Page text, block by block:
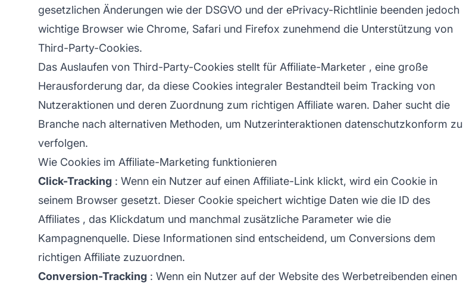
gesetzlichen Änderungen wie der DSGVO und der ePrivacy-Richtlinie beenden jedoch
wichtige Browser wie Chrome, Safari und Firefox zunehmend die Unterstützung von
Third-Party-Cookies.
Das Auslaufen von Third-Party-Cookies stellt für Affiliate-Marketer , eine große
Herausforderung dar, da diese Cookies integraler Bestandteil beim Tracking von
Nutzeraktionen und deren Zuordnung zum richtigen Affiliate waren. Daher sucht die
Branche nach alternativen Methoden, um Nutzerinteraktionen datenschutzkonform zu
verfolgen.
Wie Cookies im Affiliate-Marketing funktionieren
Click-Tracking : Wenn ein Nutzer auf einen Affiliate-Link klickt, wird ein Cookie in
seinem Browser gesetzt. Dieser Cookie speichert wichtige Daten wie die ID des
Affiliates , das Klickdatum und manchmal zusätzliche Parameter wie die
Kampagnenquelle. Diese Informationen sind entscheidend, um Conversions dem
richtigen Affiliate zuzuordnen.
Conversion-Tracking : Wenn ein Nutzer auf der Website des Werbetreibenden einen